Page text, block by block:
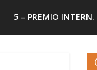
5 – PREMIO